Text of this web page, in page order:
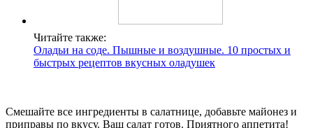
Читайте также:
Оладьи на соде. Пышные и воздушные. 10 простых и
быстрых рецептов вкусных оладушек
Смешайте все ингредиенты в салатнице, добавьте майонез и
приправы по вкусу. Ваш салат готов. Приятного аппетита!